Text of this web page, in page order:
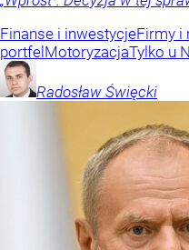
Finanse i inwestycjeFirmy i
portfelMotoryzacjaTylko u
Radosław Święcki